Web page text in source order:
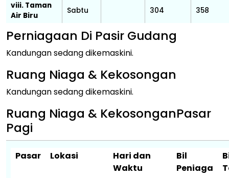
viii. Taman
Air Biru
Sabtu 304 358
Perniagaan Di Pasir Gudang
Kandungan sedang dikemaskini.
Ruang Niaga & Kekosongan
Kandungan sedang dikemaskini.
Ruang Niaga & KekosonganPasar
Pagi
Pasar Lokasi
Hari dan
Waktu
Bil
Peniaga